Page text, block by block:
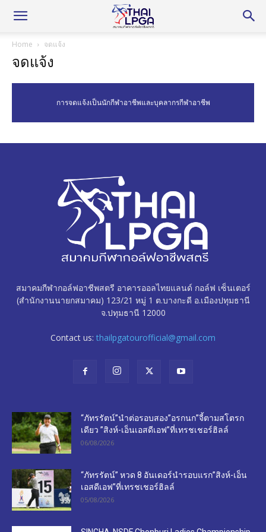
Home จดแจ้ง
จดแจ้ง
การจดแจ้งเป็นนักกีฬาอาชีพและบุคลากรกีฬาอาชีพ
สมาคมกีฬากอล์ฟอาชีพสตรี อาคารออลไทยแลนด์ กอล์ฟ เซ็นเตอร์
(สำนักงานนายกสมาคม) 123/21 หมู่ 1 ต.บางกะดี อ.เมืองปทุมธานี
จ.ปทุมธานี 12000
Contact us: thailpgatourofficial@gmail.com
“ภัทรรัตน์”นำต่อรอบสอง”อรกนก”จี้ตามสโตรก
เดียว ”สิงห์-เอ็นเอสดีเอฟ”ที่เทรชเชอร์ฮิลล์
06/08/2026
“ภัทรรัตน์” หวด 8 อันเดอร์นำรอบแรก”สิงห์-เอ็น
เอสดีเอฟ”ที่เทรชเชอร์ฮิลล์
05/08/2026